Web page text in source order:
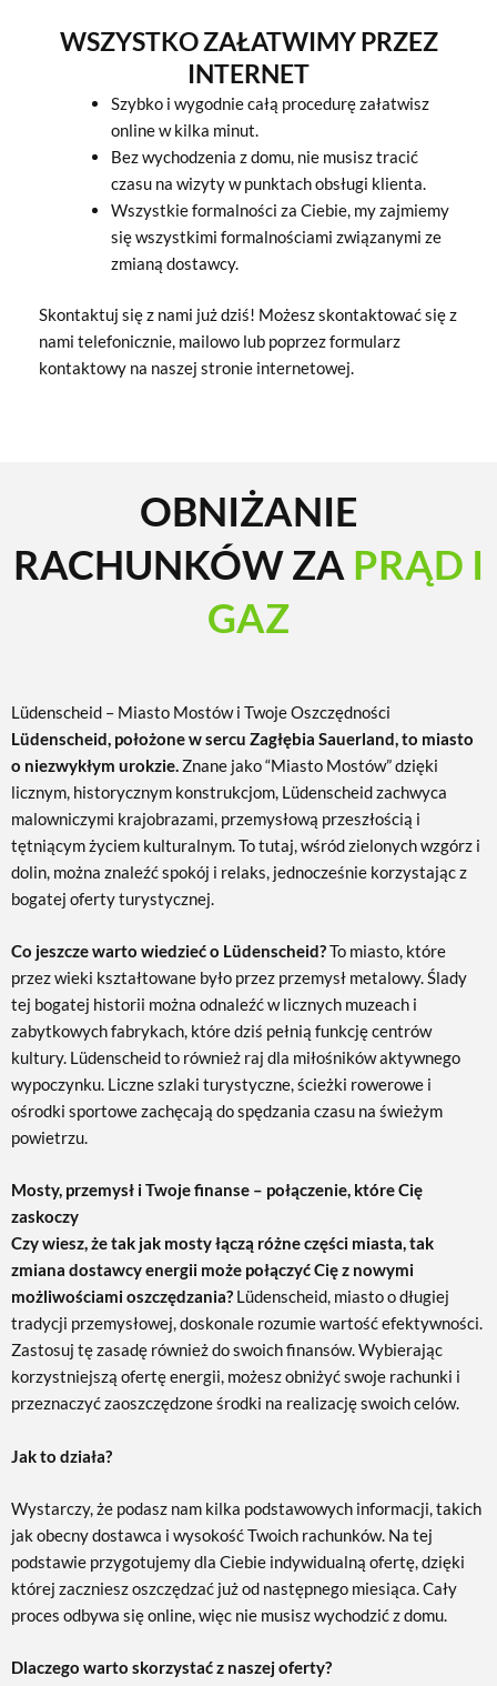
WSZYSTKO ZAŁATWIMY PRZEZ
INTERNET
Szybko i wygodnie całą procedurę załatwisz
online w kilka minut.
Bez wychodzenia z domu, nie musisz tracić
czasu na wizyty w punktach obsługi klienta.
Wszystkie formalności za Ciebie, my zajmiemy
się wszystkimi formalnościami związanymi ze
zmianą dostawcy.
Skontaktuj się z nami już dziś! Możesz skontaktować się z
nami telefonicznie, mailowo lub poprzez formularz
kontaktowy na naszej stronie internetowej.
OBNIŻANIE
RACHUNKÓW ZA PRĄD I
GAZ
Lüdenscheid – Miasto Mostów i Twoje Oszczędności
Lüdenscheid, położone w sercu Zagłębia Sauerland, to miasto
o niezwykłym urokzie. Znane jako “Miasto Mostów” dzięki
licznym, historycznym konstrukcjom, Lüdenscheid zachwyca
malowniczymi krajobrazami, przemysłową przeszłością i
tętniącym życiem kulturalnym. To tutaj, wśród zielonych wzgórz i
dolin, można znaleźć spokój i relaks, jednocześnie korzystając z
bogatej oferty turystycznej.
Co jeszcze warto wiedzieć o Lüdenscheid?To miasto, które
przez wieki kształtowane było przez przemysł metalowy. Ślady
tej bogatej historii można odnaleźć w licznych muzeach i
zabytkowych fabrykach, które dziś pełnią funkcję centrów
kultury. Lüdenscheid to również raj dla miłośników aktywnego
wypoczynku. Liczne szlaki turystyczne, ścieżki rowerowe i
ośrodki sportowe zachęcają do spędzania czasu na świeżym
powietrzu.
Mosty, przemysł i Twoje finanse – połączenie, które Cię
zaskoczy
Czy wiesz, że tak jak mosty łączą różne części miasta, tak
zmiana dostawcy energii może połączyć Cię z nowymi
możliwościami oszczędzania? Lüdenscheid, miasto o długiej
tradycji przemysłowej, doskonale rozumie wartość efektywności.
Zastosuj tę zasadę również do swoich finansów. Wybierając
korzystniejszą ofertę energii, możesz obniżyć swoje rachunki i
przeznaczyć zaoszczędzone środki na realizację swoich celów.
Jak to działa?
Wystarczy, że podasz nam kilka podstawowych informacji, takich
jak obecny dostawca i wysokość Twoich rachunków. Na tej
podstawie przygotujemy dla Ciebie indywidualną ofertę, dzięki
której zaczniesz oszczędzać już od następnego miesiąca. Cały
proces odbywa się online, więc nie musisz wychodzić z domu.
Dlaczego warto skorzystać z naszej oferty?